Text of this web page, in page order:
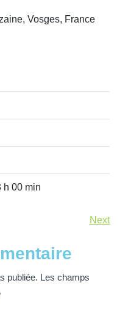
Vosges, France
h 00 min
Next
publiée. Les champs